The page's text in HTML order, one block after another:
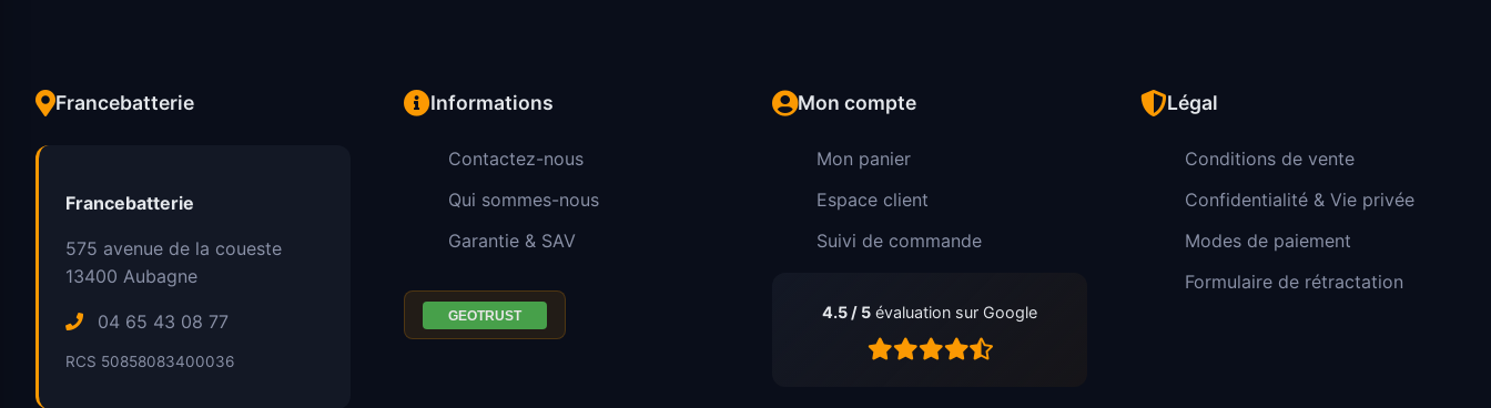
Francebatterie
Francebatterie
575 avenue de la coueste
13400 Aubagne
04 65 43 08 77
RCS 50858083400036
Informations
Contactez-nous
Qui sommes-nous
Garantie & SAV
Mon compte
Mon panier
Espace client
Suivi de commande
4.5 / 5 évaluation sur Google
Légal
Conditions de vente
Confidentialité & Vie privée
Modes de paiement
Formulaire de rétractation